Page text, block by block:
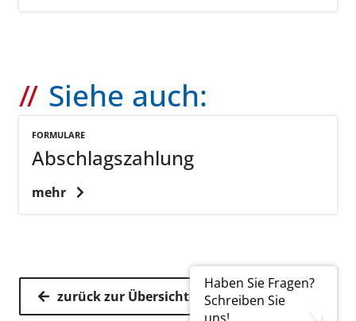
Haben Sie Fragen?
Schreiben Sie
Siehe auch:
FORMULARE
Abschlagszahlung
mehr
zurück zur Übersicht